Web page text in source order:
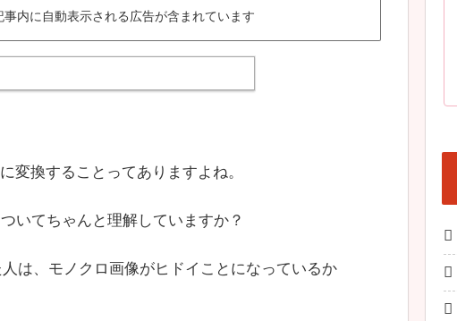
内に自動表示される広告が含まれています
変換することってありますよね。
いてちゃんと理解していますか？
は、モノクロ画像がヒドイことになっているか